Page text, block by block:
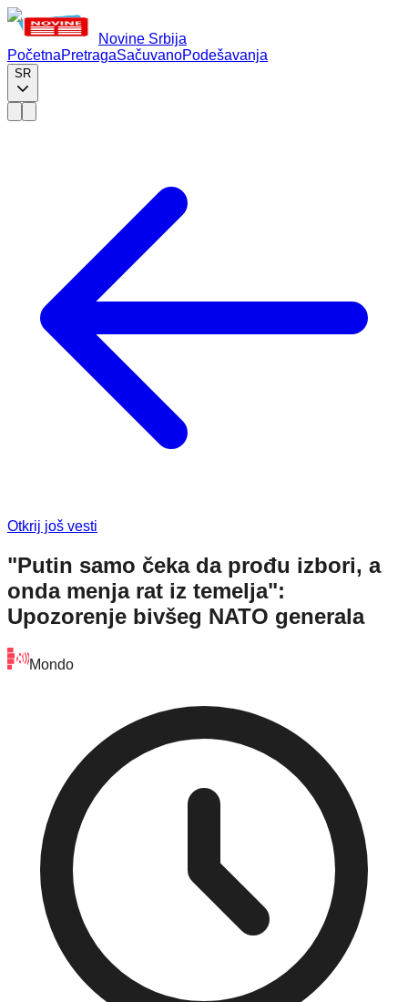
Novine Srbija
PočetnaPretragaSačuvanoPodešavanja
SR
Otkrij još vesti
"Putin samo čeka da prođu izbori, a
onda menja rat iz temelja":
Upozorenje bivšeg NATO generala
Mondo